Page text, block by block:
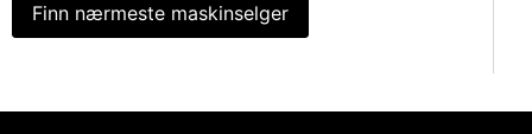
Finn nærmeste maskinselger